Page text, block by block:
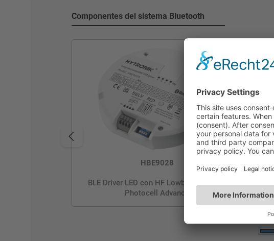
Componentes del sistema Bluetooth
HBE9028
BLE Driver LED con HF Lowbay | 2-28W |
Photocell Advance